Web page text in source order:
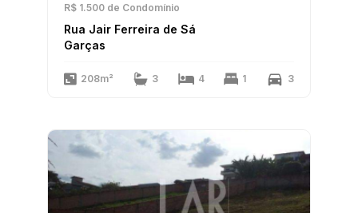
R$ 1.500 de Condomínio
Rua Jair Ferreira de Sá
Garças
208m² 3 4 1 3